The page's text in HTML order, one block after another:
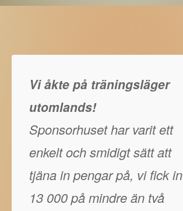
Vi åkte på träningsläger
utomlands!
Sponsorhuset har varit ett
enkelt och smidigt sätt att
tjäna in pengar på, vi fick in
13 000 på mindre än två